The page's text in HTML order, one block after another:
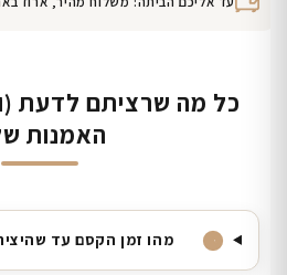
כל מה שרציתם לדעת
האמנות
מהו זמן הקסם עד